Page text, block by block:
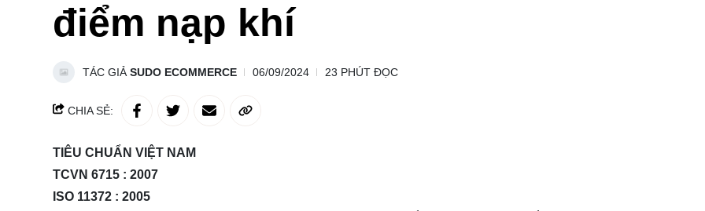
điểm nạp khí
TÁC GIẢ SUDO ECOMMERCE 06/09/2024 23 PHÚT ĐỌC
CHIA SẺ:
TIÊU CHUẨN VIỆT NAM
TCVN 6715 : 2007
ISO 11372 : 2005